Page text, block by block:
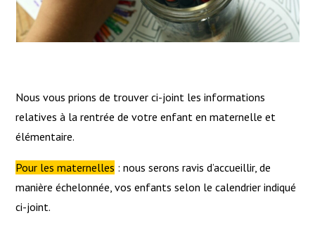
Nous vous prions de trouver ci-joint les informations
relatives à la rentrée de votre enfant en maternelle et
élémentaire.
Pour les maternelles : nous serons ravis d’accueillir, de
manière échelonnée, vos enfants selon le calendrier indiqué
ci-joint.